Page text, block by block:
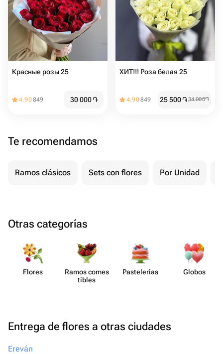
Красные розы 25️
4.90849 30 000֏
ХИТ!!! Роза белая 25
4.90849 25 500֏34 000֏
Te recomendamos
Ramos clásicos Sets con flores Por Unidad
Otras categorías
Flores
Ramos comes​
tibles
Paste​lerías Globos
Entrega de flores a otras ciudades
Ereván